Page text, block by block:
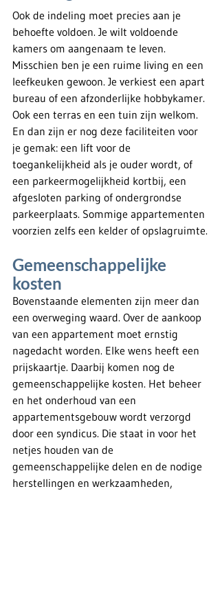
Ook de indeling moet precies aan je
behoefte voldoen. Je wilt voldoende
kamers om aangenaam te leven.
Misschien ben je een ruime living en een
leefkeuken gewoon. Je verkiest een apart
bureau of een afzonderlijke hobbykamer.
Ook een terras en een tuin zijn welkom.
En dan zijn er nog deze faciliteiten voor
je gemak: een lift voor de
toegankelijkheid als je ouder wordt, of
een parkeermogelijkheid kortbij, een
afgesloten parking of ondergrondse
parkeerplaats. Sommige appartementen
voorzien zelfs een kelder of opslagruimte.
Gemeenschappelijke
kosten
Bovenstaande elementen zijn meer dan
een overweging waard. Over de aankoop
van een appartement moet ernstig
nagedacht worden. Elke wens heeft een
prijskaartje. Daarbij komen nog de
gemeenschappelijke kosten. Het beheer
en het onderhoud van een
appartementsgebouw wordt verzorgd
door een syndicus. Die staat in voor het
netjes houden van de
gemeenschappelijke delen en de nodige
herstellingen en werkzaamheden,